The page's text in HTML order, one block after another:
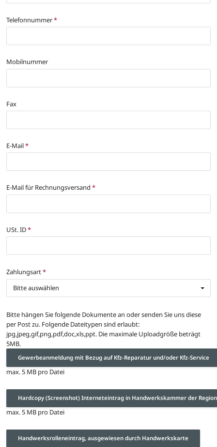
Telefonnummer*
Mobilnummer
Fax
E-Mail*
E-Mail für Rechnungsversand *
USt. ID*
Zahlungsart*
Bitte auswählen
Bitte hängen Sie folgende Dokumente an oder senden Sie uns diese
per Post zu. Folgende Dateitypen sind erlaubt:
jpg,jpeg,gif,png,pdf,doc,xls,ppt. Die maximale Uploadgröße beträgt
5MB.
Gewerbeanmeldung mit Bezug auf Kfz-Reparatur und/oder Kfz-Service
max. 5 MB pro Datei
Hardcopy (Screenshot) Interneteintrag in Handwerkskammer der Region
max. 5 MB pro Datei
Handwerksrolleneintrag, ausgewiesen durch Handwerkskarte